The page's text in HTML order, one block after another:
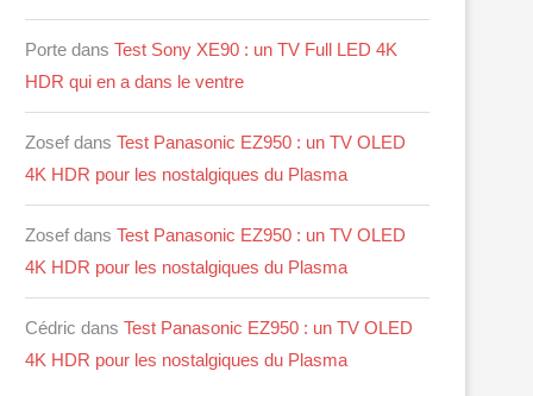
Porte dans Test Sony XE90 : un TV Full LED 4K
HDR qui en a dans le ventre
Zosef dans Test Panasonic EZ950 : un TV OLED
4K HDR pour les nostalgiques du Plasma
Zosef dans Test Panasonic EZ950 : un TV OLED
4K HDR pour les nostalgiques du Plasma
Cédric dans Test Panasonic EZ950 : un TV OLED
4K HDR pour les nostalgiques du Plasma